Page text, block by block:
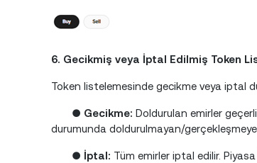
6. Gecikmiş veya İptal Edilmiş Token
Token listelemesinde gecikme veya iptal
● Gecikme: Doldurulan emirler
durumunda doldurulmayan/
● İptal: Tüm emirler iptal edilir.